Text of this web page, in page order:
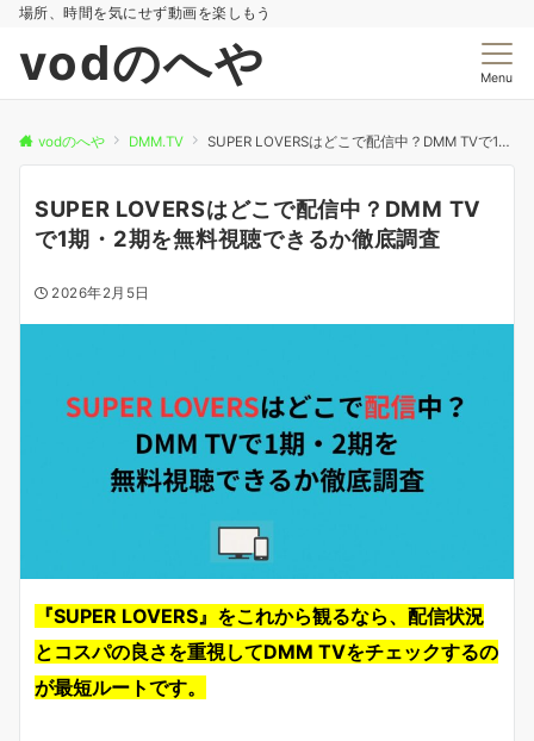
場所、時間を気にせず動画を楽しもう
vodのへや Menu
vodのへや DMM.TV SUPER LOVERSはどこで配信中？DMM TVで1期・2期を無料視聴できるか徹底調査
SUPER LOVERSはどこで配信中？DMM TV
で1期・2期を無料視聴できるか徹底調査
2026年2月5日
『SUPER LOVERS』をこれから観るなら、配信状況
とコスパの良さを重視してDMM TVをチェックするの
が最短ルートです。